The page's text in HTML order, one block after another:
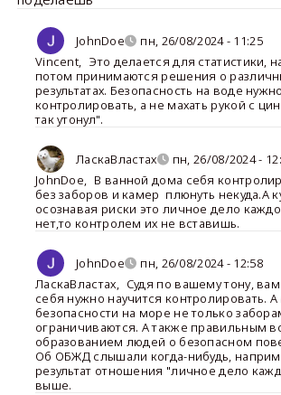
JohnDoe
пн, 26/08/2024 - 11:25
Vincent, Это делается для статистики,
потом принимаются решения о
результатах. Безопасность на воде нужно
контролировать, а не махать рукой с
так утонул".
ЛаскаВластах
пн, 26/08/2024 -
JohnDoe, В ванной дома себя
без заборов и камер плюнуть некуда.А
осознавая риски это личное дело
нет,то контролем их не вставишь.
JohnDoe
пн, 26/08/2024 - 12:58
ЛаскаВластах, Судя по вашему тону,
себя нужно научится контролировать.
безопасности на море не только
ограничиваются. А также правильным
образованием людей о безопасном
Об ОБЖД слышали когда-нибудь,
результат отношения "личное дело
выше.